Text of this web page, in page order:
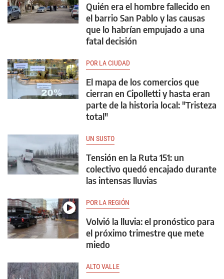
Quién era el hombre fallecido en
el barrio San Pablo y las causas
que lo habrían empujado a una
fatal decisión
POR LA CIUDAD
El mapa de los comercios que
cierran en Cipolletti y hasta eran
parte de la historia local: "Tristeza
total"
UN SUSTO
Tensión en la Ruta 151: un
colectivo quedó encajado durante
las intensas lluvias
POR LA REGIÓN
Volvió la lluvia: el pronóstico para
el próximo trimestre que mete
miedo
ALTO VALLE